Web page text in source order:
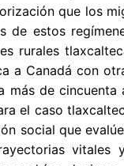
que los
de estos
rurales
a Canadá con
más de
el caso
social que